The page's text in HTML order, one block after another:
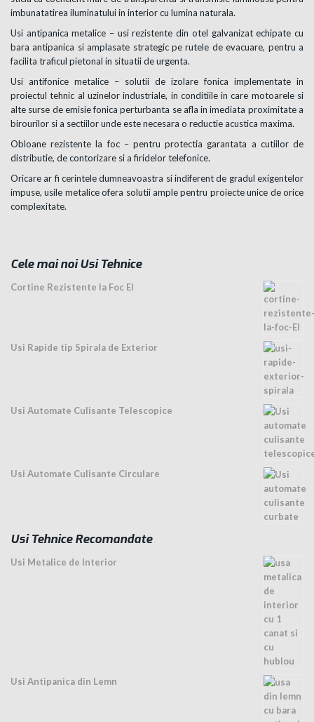
imbunatatirea iluminatului in interior cu lumina naturala.
Usi antipanica metalice – usi rezistente din otel galvanizat echipate cu
bara antipanica si amplasate strategic pe rutele de evacuare, pentru a
facilita traficul pietonal in situatii de urgenta.
Usi antifonice metalice – solutii de izolare fonica implementate in
proiectul tehnic al uzinelor industriale, in conditiile in care motoarele si
alte surse de emisie fonica perturbanta se afla in imediata proximitate a
birourilor si a sectiilor unde este necesara o reductie acustica maxima.
Obloane rezistente la foc – pentru protectia garantata a cutiilor de
distributie, de contorizare si a firidelor telefonice.
Oricare ar fi cerintele dumneavoastra si indiferent de gradul exigentelor
impuse, usile metalice ofera solutii ample pentru proiecte unice de orice
complexitate.
Cele mai noi Usi Tehnice
Cortine Rezistente la Foc EI
Usi Rapide tip Spirala de Exterior
Usi Automate Culisante Telescopice
Usi Automate Culisante Circulare
Usi Tehnice Recomandate
Usi Metalice de Interior
Usi Antipanica din Lemn